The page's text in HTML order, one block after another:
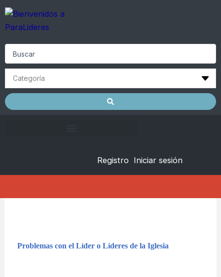
Skip
content
Registro Iniciar sesión
Problemas con el Líder o Líderes de la Iglesia